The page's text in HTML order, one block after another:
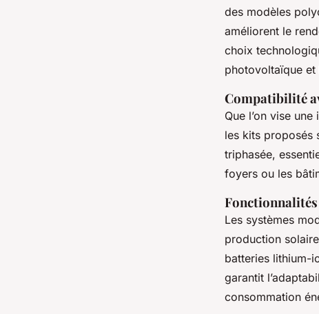
des modèles
améliorent le
choix
photovoltaïque et
Compatibilité
Que l’on vise
les kits proposés
triphasée,
foyers ou les
Les systèmes
production
batteries lithium-
garantit
consommation